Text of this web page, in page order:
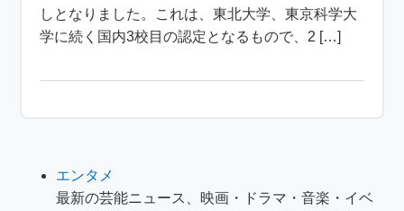
しとなりました。これは、東北大学、東京科学大
学に続く国内3校目の認定となるもので、2 […]
エンタメ
最新の芸能ニュース、映画・ドラマ・音楽・イベ